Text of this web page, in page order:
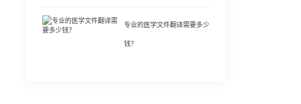
专业的医学文件翻译需要多少
钱？